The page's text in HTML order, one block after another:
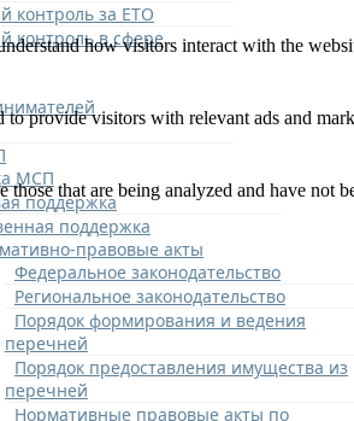
контроль за ЕТО
контроль в сфере
МСП
поддержка
поддержка
правовые акты
Федеральное законодательство
Региональное законодательство
Порядок формирования и ведения
перечней
Порядок предоставления имущества из
перечней
Нормативные правовые акты по
how visitors interact with the
to provide visitors with relevant ads and
those that are being analyzed and have not